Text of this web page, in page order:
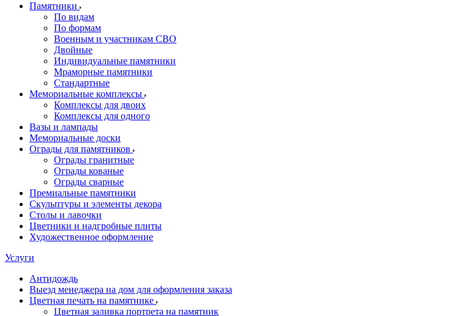
Памятники
По видам
По формам
Военным и участникам СВО
Двойные
Индивидуальные памятники
Мраморные памятники
Стандартные
Мемориальные комплексы
Комплексы для двоих
Комплексы для одного
Вазы и лампады
Мемориальные доски
Ограды для памятников
Ограды гранитные
Ограды кованые
Ограды сварные
Премиальные памятники
Скульптуры и элементы декора
Столы и лавочки
Цветники и надгробные плиты
Художественное оформление
Услуги
Антидождь
Выезд менеджера на дом для оформления заказа
Цветная печать на памятнике
Цветная заливка портрета на памятник